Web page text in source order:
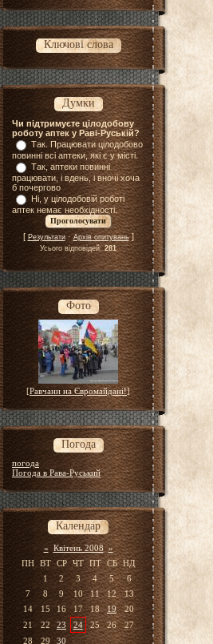
Ключові слова
Думки
Чи підтримуєте цілодобову
роботу аптек у Раві-Руській?
Так. Працювати цілодобово
повинні всі аптеки, які є у місті.
Так, аптеки повинні
працювати, і вдень, і вночі хоча
б почергово
Ні, у цілодобовій роботі
аптек немає необхідності.
[ Результати·Архів опитувань]
Усього відповідей:281
Фото
[Равчани на Євромайдані!]
Погода
погода
Погода в Рава-Руський
Календар
« Квітень 2008 »
ПН
ВТ СР ЧТ ПТ СБ
НД
1
2 3 4 5
6
7
8 9 10 11 12
13
14
15 16 17 18 19
20
21
22 23 24 25 26
27
28
29 30